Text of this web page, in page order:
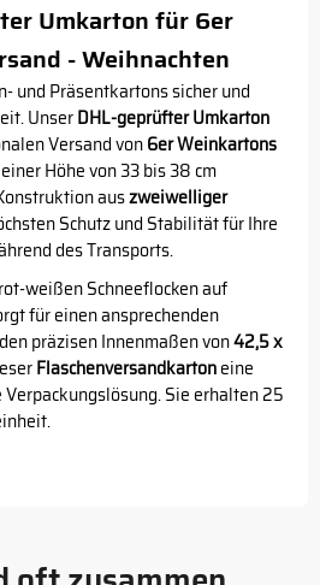
Umkarton für 6er
- Weihnachten
und Präsentkartons sicher und
UnserDHL-geprüfter Umkarton
Versand von6er Weinkartons
Höhe von 33 bis 38 cm
auszweiwelliger
Schutz und Stabilität für Ihre
des Transports.
weißen Schneeflocken auf
für einen ansprechenden
präzisen Innenmaßen von42,5 x
Flaschenversandkartoneine
Sie erhalten 25